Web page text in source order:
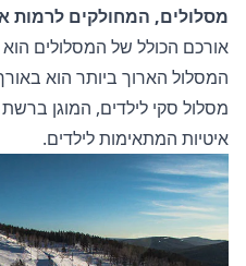
מסלולים, המחולקים לרמות
מסלול סקי לילדים, המוגן
איטיות המתאימות לילדים.